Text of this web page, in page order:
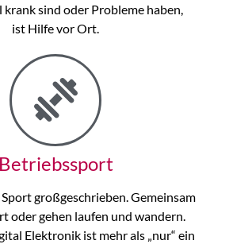
krank sind oder Probleme haben,
ist Hilfe vor Ort.
Betriebssport
großgeschrieben. Gemeinsam
oder gehen laufen und wandern.
Elektronik ist mehr als „nur“ ein